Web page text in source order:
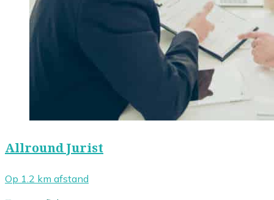
Allround Jurist
Op 1.2 km afstand